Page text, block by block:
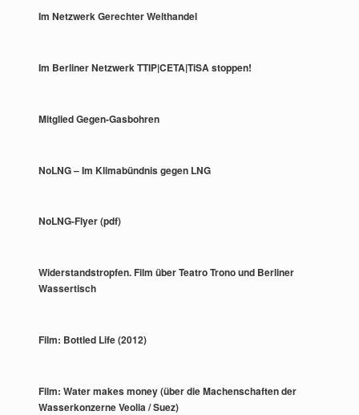
Im Netzwerk Gerechter Welthandel
Im Berliner Netzwerk TTIP|CETA|TiSA stoppen!
Mitglied Gegen-Gasbohren
NoLNG – Im Klimabündnis gegen LNG
NoLNG-Flyer (pdf)
Widerstandstropfen. Film über Teatro Trono und Berliner
Wassertisch
Film: Bottled Life (2012)
Film: Water makes money (über die Machenschaften der
Wasserkonzerne Veolia / Suez)